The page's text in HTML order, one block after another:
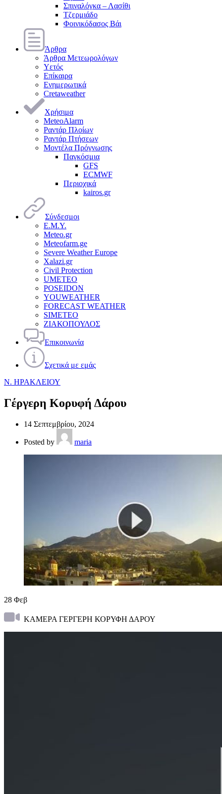
Σπιναλόγκα – Λασίθι
Τζερμιάδο
Φοινικόδασος Βάι
Άρθρα
Άρθρα Μετεωρολόγων
Υετός
Επίκαιρα
Ενημερωτικά
Cretaweather
Χρήσιμα
MeteoAlarm
Ραντάρ Πλοίων
Ραντάρ Πτήσεων
Μοντέλα Πρόγνωσης
Παγκόσμια
GFS
ECMWF
Περιοχικά
kairos.gr
Σύνδεσμοι
Ε.Μ.Υ.
Meteo.gr
Meteofarm.ge
Severe Weather Europe
Xalazi.gr
Civil Protection
UMETEO
POSEIDON
YOUWEATHER
FORECAST WEATHER
SIMETEO
ΖΙΑΚΟΠΟΥΛΟΣ
Επικοινωνία
Σχετικά με εμάς
Ν. ΗΡΑΚΛΕΙΟΥ
Γέργερη Κορυφή Δάρου
14 Σεπτεμβρίου, 2024
Posted by maria
28 Φεβ
ΚΑΜΕΡΑ ΓΕΡΓΕΡΗ ΚΟΡΥΦΗ ΔΑΡΟΥ